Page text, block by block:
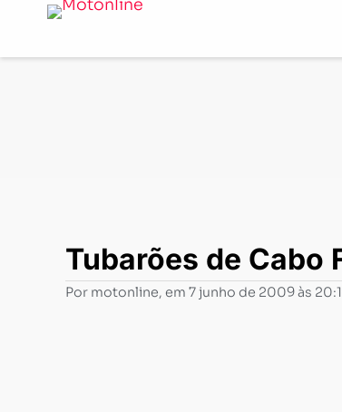
Tubarões de
Tubarões de Cabo
Por motonline, em 7 junho de 2009 às